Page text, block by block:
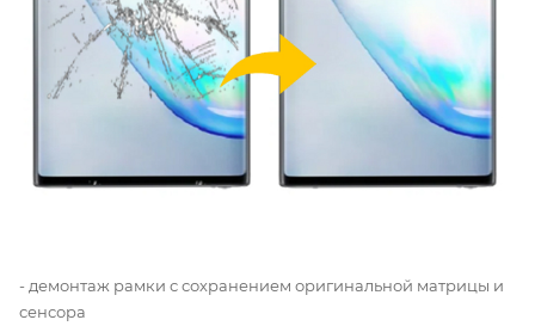
- демонтаж рамки с сохранением оригинальной матрицы и
сенсора